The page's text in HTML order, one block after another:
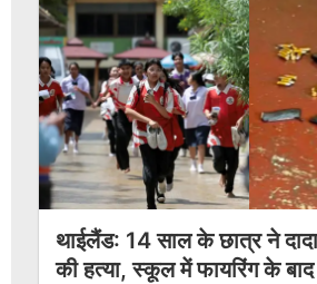
थाईलैंड: 14 साल के छात्र ने
की हत्या, स्कूल में फायरिंग के